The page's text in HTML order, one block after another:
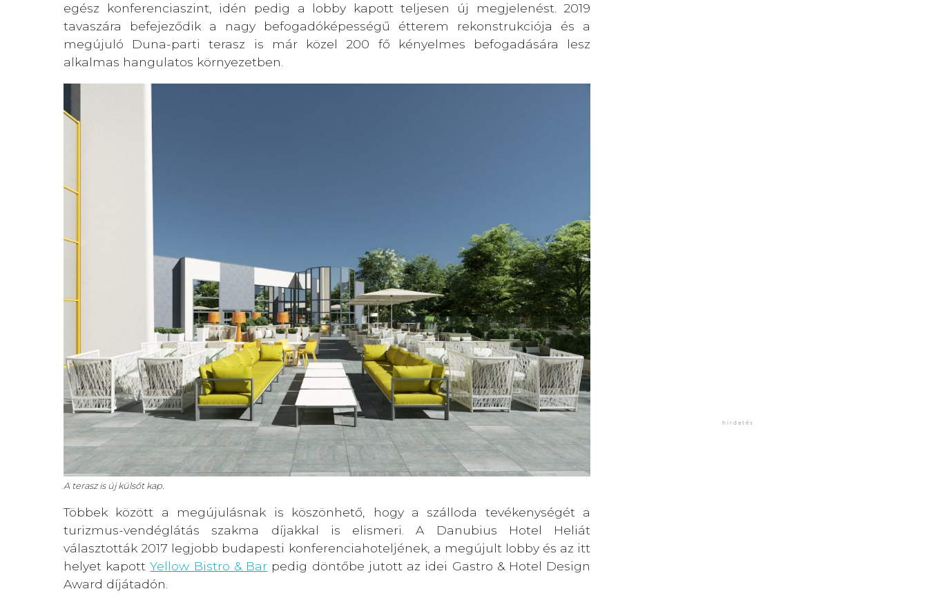
egész konferenciaszint, idén pedig a lobby kapott teljesen új megjelenést. 2019
tavaszára befejeződik a nagy befogadóképességű étterem rekonstrukciója és a
megújuló Duna-parti terasz is már közel 200 fő kényelmes befogadására lesz
alkalmas hangulatos környezetben.
A terasz is új külsőt kap.
Többek között a megújulásnak is köszönhető, hogy a szálloda tevékenységét a
turizmus-vendéglátás szakma díjakkal is elismeri. A Danubius Hotel Heliát
választották 2017 legjobb budapesti konferenciahoteljének, a megújult lobby és az itt
helyet kapottYellow Bistro & Bar pedig döntőbe jutott az idei Gastro & Hotel Design
Award díjátadón.